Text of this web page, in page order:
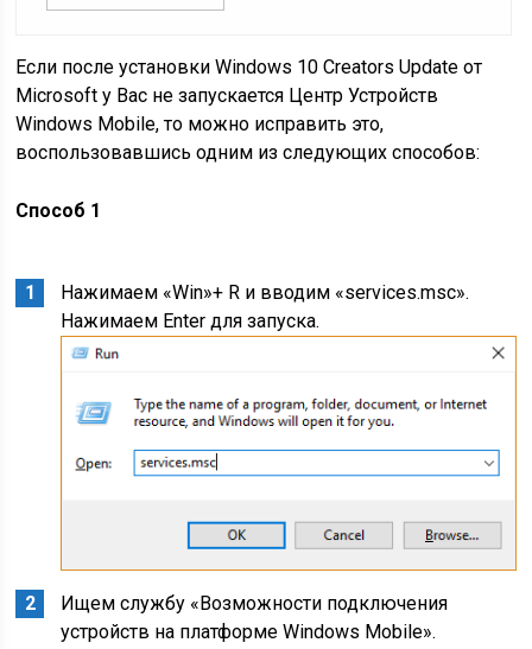
Если после установки Windows 10 Creators Update от
Microsoft у Вас не запускается Центр Устройств
Windows Mobile, то можно исправить это,
воспользовавшись одним из следующих способов:
Способ 1
Нажимаем «Win»+ R и вводим «services.msc».
Нажимаем Enter для запуска.
Ищем службу «Возможности подключения
устройств на платформе Windows Mobile».